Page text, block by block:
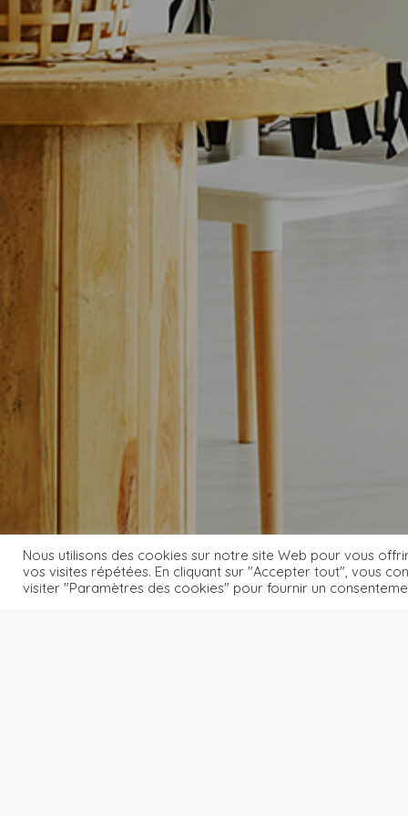
Home Listing – Parallax Standard
Listing – Parallax Standard
Nous utilisons des cookies sur notre site Web pour vous
vos visites répétées. En cliquant sur "Accepter tout", vous
visiter "Paramètres des cookies" pour fournir un